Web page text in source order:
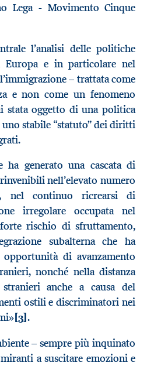
Lega - Movimento Cinque
l’analisi delle politiche
Europa e in particolare nel
– trattata come
e non come un fenomeno
stata oggetto di una politica
stabile “statuto” dei diritti
ha generato una cascata di
nell’elevato numero
nel continuo ricrearsi di
irregolare occupata nel
rischio di sfruttamento,
subalterna che ha
di avanzamento
nonché nella distanza
anche a causa del
ostili e discriminatori nei
[3].
– sempre più inquinato
a suscitare emozioni e